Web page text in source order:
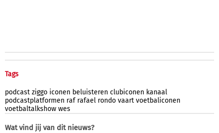
Tags
podcast ziggo iconen beluisteren clubiconen kanaal
podcastplatformen raf rafael rondo vaart voetbaliconen
voetbaltalkshow wes
Wat vind jij van dit nieuws?